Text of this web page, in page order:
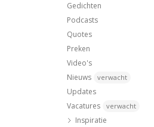
Gedichten
Podcasts
Quotes
Preken
Video's
Nieuws
verwacht
Updates
Vacatures
verwacht
Inspiratie